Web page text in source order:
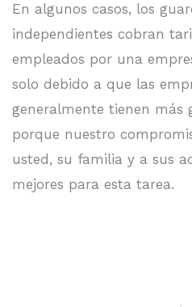
En algunos casos, los
independientes cobran
empleados por una
solo debido a que las
generalmente tienen más
porque nuestro
usted, su familia y a sus
mejores para esta tarea.